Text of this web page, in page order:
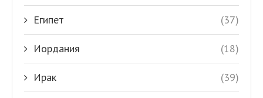
Египет (37)
Иордания (18)
Ирак (39)